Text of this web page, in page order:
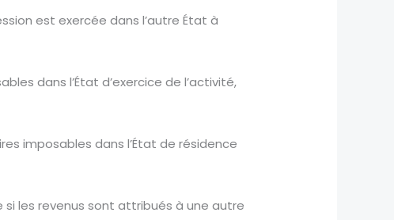
est exercée dans l’autre État à
dans l’État d’exercice de l’activité,
imposables dans l’État de résidence
si les revenus sont attribués à une autre